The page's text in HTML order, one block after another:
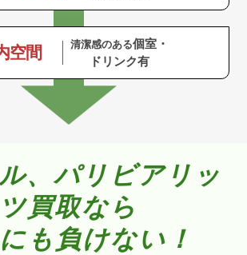
空間 清潔感のある個室・
ドリンク有
、パリビアリッ
ツ買取なら
も負けない！